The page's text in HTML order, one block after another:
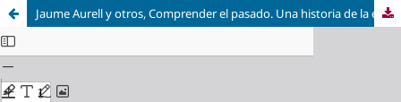
Jaume Aurell y otros, Comprender el pasado. Una historia de la escritura y el pensamiento histórico. Madrid: Ediciones Akal, 2013, 493 págs.